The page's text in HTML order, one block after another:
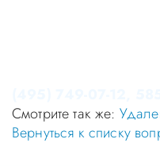
Смотрите так же:
Вернуться к списку